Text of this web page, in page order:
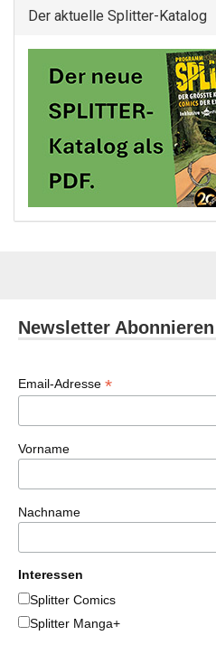
Der aktuelle Splitter-Katalog
Newsletter Abonnieren
Email-Adresse *
Vorname
Nachname
Interessen
Splitter Comics
Splitter Manga+